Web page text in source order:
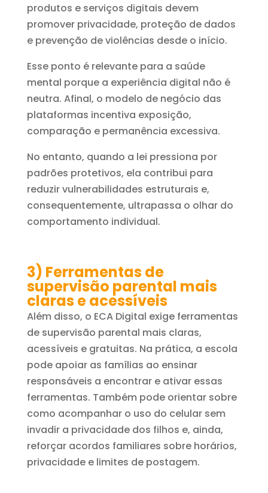
produtos e serviços digitais devem
promover privacidade, proteção de dados
e prevenção de violências desde o início.
Esse ponto é relevante para a saúde
mental porque a experiência digital não é
neutra. Afinal, o modelo de negócio das
plataformas incentiva exposição,
comparação e permanência excessiva.
No entanto, quando a lei pressiona por
padrões protetivos, ela contribui para
reduzir vulnerabilidades estruturais e,
consequentemente, ultrapassa o olhar do
comportamento individual.
3) Ferramentas de
supervisão parental mais
claras e acessíveis
Além disso, o ECA Digital exige ferramentas
de supervisão parental mais claras,
acessíveis e gratuitas. Na prática, a escola
pode apoiar as famílias ao ensinar
responsáveis a encontrar e ativar essas
ferramentas. Também pode orientar sobre
como acompanhar o uso do celular sem
invadir a privacidade dos filhos e, ainda,
reforçar acordos familiares sobre horários,
privacidade e limites de postagem.